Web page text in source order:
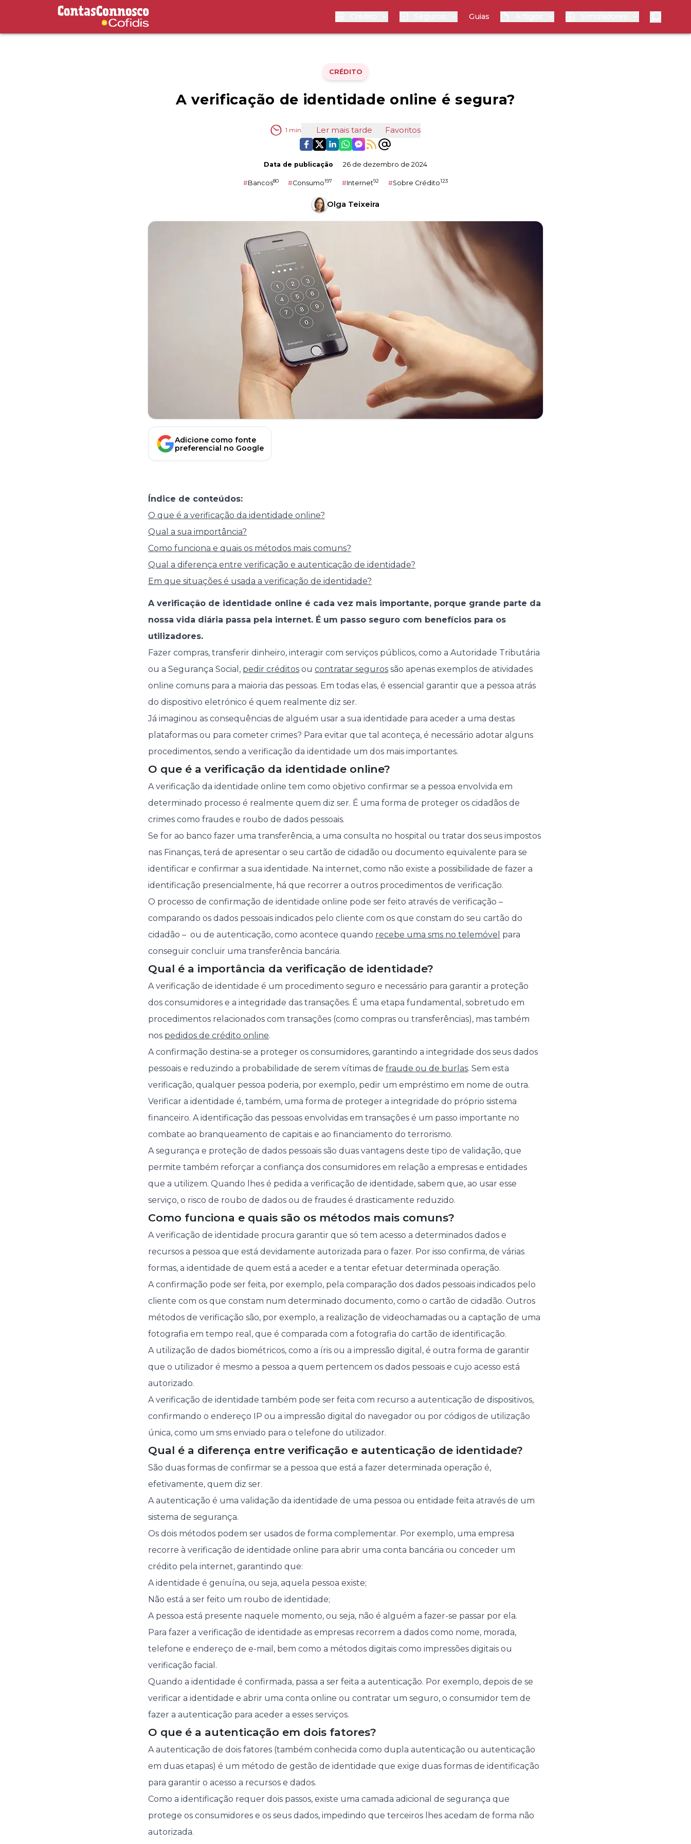
Contas Connosco by Cofidis Guias
CRÉDITO
A verificação de identidade online é segura?
1 min Ler mais tarde Favoritos
Data de publicação 26 de dezembro de 2024
#Bancos80 #Consumo197 #Internet92 #Sobre Crédito123
Olga Teixeira
Adicione como fonte
preferencial no Google
Índice de conteúdos:
O que é a verificação da identidade online?
Qual a sua importância?
Como funciona e quais os métodos mais comuns?
Qual a diferença entre verificação e autenticação de identidade?
Em que situações é usada a verificação de identidade?
A verificação de identidade online é cada vez mais importante, porque grande parte da
nossa vida diária passa pela internet. É um passo seguro com benefícios para os
utilizadores.
Fazer compras, transferir dinheiro, interagir com serviços públicos, como a Autoridade Tributária
ou a Segurança Social, pedir créditos ou contratar seguros são apenas exemplos de atividades
online comuns para a maioria das pessoas. Em todas elas, é essencial garantir que a pessoa atrás
do dispositivo eletrónico é quem realmente diz ser.
Já imaginou as consequências de alguém usar a sua identidade para aceder a uma destas
plataformas ou para cometer crimes? Para evitar que tal aconteça, é necessário adotar alguns
procedimentos, sendo a verificação da identidade um dos mais importantes.
O que é a verificação da identidade online?
A verificação da identidade online tem como objetivo confirmar se a pessoa envolvida em
determinado processo é realmente quem diz ser. É uma forma de proteger os cidadãos de
crimes como fraudes e roubo de dados pessoais.
Se for ao banco fazer uma transferência, a uma consulta no hospital ou tratar dos seus impostos
nas Finanças, terá de apresentar o seu cartão de cidadão ou documento equivalente para se
identificar e confirmar a sua identidade. Na internet, como não existe a possibilidade de fazer a
identificação presencialmente, há que recorrer a outros procedimentos de verificação.
O processo de confirmação de identidade online pode ser feito através de verificação –
comparando os dados pessoais indicados pelo cliente com os que constam do seu cartão do
cidadão – ou de autenticação, como acontece quando recebe uma sms no telemóvel para
conseguir concluir uma transferência bancária.
Qual é a importância da verificação de identidade?
A verificação de identidade é um procedimento seguro e necessário para garantir a proteção
dos consumidores e a integridade das transações. É uma etapa fundamental, sobretudo em
procedimentos relacionados com transações (como compras ou transferências), mas também
nos pedidos de crédito online.
A confirmação destina-se a proteger os consumidores, garantindo a integridade dos seus dados
pessoais e reduzindo a probabilidade de serem vítimas de fraude ou de burlas. Sem esta
verificação, qualquer pessoa poderia, por exemplo, pedir um empréstimo em nome de outra.
Verificar a identidade é, também, uma forma de proteger a integridade do próprio sistema
financeiro. A identificação das pessoas envolvidas em transações é um passo importante no
combate ao branqueamento de capitais e ao financiamento do terrorismo.
A segurança e proteção de dados pessoais são duas vantagens deste tipo de validação, que
permite também reforçar a confiança dos consumidores em relação a empresas e entidades
que a utilizem. Quando lhes é pedida a verificação de identidade, sabem que, ao usar esse
serviço, o risco de roubo de dados ou de fraudes é drasticamente reduzido.
Como funciona e quais são os métodos mais comuns?
A verificação de identidade procura garantir que só tem acesso a determinados dados e
recursos a pessoa que está devidamente autorizada para o fazer. Por isso confirma, de várias
formas, a identidade de quem está a aceder e a tentar efetuar determinada operação.
A confirmação pode ser feita, por exemplo, pela comparação dos dados pessoais indicados pelo
cliente com os que constam num determinado documento, como o cartão de cidadão. Outros
métodos de verificação são, por exemplo, a realização de videochamadas ou a captação de uma
fotografia em tempo real, que é comparada com a fotografia do cartão de identificação.
A utilização de dados biométricos, como a íris ou a impressão digital, é outra forma de garantir
que o utilizador é mesmo a pessoa a quem pertencem os dados pessoais e cujo acesso está
autorizado.
A verificação de identidade também pode ser feita com recurso a autenticação de dispositivos,
confirmando o endereço IP ou a impressão digital do navegador ou por códigos de utilização
única, como um sms enviado para o telefone do utilizador.
Qual é a diferença entre verificação e autenticação de identidade?
São duas formas de confirmar se a pessoa que está a fazer determinada operação é,
efetivamente, quem diz ser.
A autenticação é uma validação da identidade de uma pessoa ou entidade feita através de um
sistema de segurança.
Os dois métodos podem ser usados de forma complementar. Por exemplo, uma empresa
recorre à verificação de identidade online para abrir uma conta bancária ou conceder um
crédito pela internet, garantindo que:
A identidade é genuína, ou seja, aquela pessoa existe;
Não está a ser feito um roubo de identidade;
A pessoa está presente naquele momento, ou seja, não é alguém a fazer-se passar por ela.
Para fazer a verificação de identidade as empresas recorrem a dados como nome, morada,
telefone e endereço de e-mail, bem como a métodos digitais como impressões digitais ou
verificação facial.
Quando a identidade é confirmada, passa a ser feita a autenticação. Por exemplo, depois de se
verificar a identidade e abrir uma conta online ou contratar um seguro, o consumidor tem de
fazer a autenticação para aceder a esses serviços.
O que é a autenticação em dois fatores?
A autenticação de dois fatores (também conhecida como dupla autenticação ou autenticação
em duas etapas) é um método de gestão de identidade que exige duas formas de identificação
para garantir o acesso a recursos e dados.
Como a identificação requer dois passos, existe uma camada adicional de segurança que
protege os consumidores e os seus dados, impedindo que terceiros lhes acedam de forma não
autorizada.